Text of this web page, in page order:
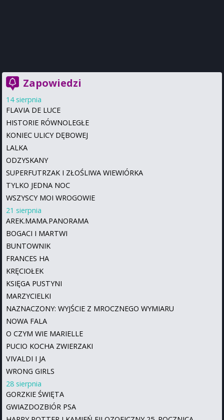
Zapowiedzi
14 sierpnia
FLAVIA DE LUCE
HISTORIE RÓWNOLEGŁE
KONIEC ULICY DĘBOWEJ
LALKA
ODZYSKANY
SUPERFUTRZAK I ZŁOŚLIWA WIEWIÓRKA
TYLKO JEDNA NOC
WSZYSCY MOI WROGOWIE
21 sierpnia
AREK.MAMA.PANORAMA
BOGACI I MARTWI
BUNTOWNIK
FRANCES HA
KRĘCIOŁEK
KSIĘGA PUSTYNI
MARZYCIELKI
NAZNACZONY: WYJŚCIE Z MROCZNEGO WYMIARU
NOWA FALA
O CZYM WIE MARIELLE
PUCIO KOCHA ZWIERZAKI
VIVALDI I JA
WRONG GIRLS
28 sierpnia
GORZKIE ŚWIĘTA
GWIAZDOZBIÓR PSA